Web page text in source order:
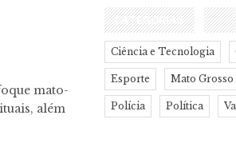
mato-
além
CATEGORIAS
Ciência e Tecnologia
Esporte Mato Grosso
Polícia Política